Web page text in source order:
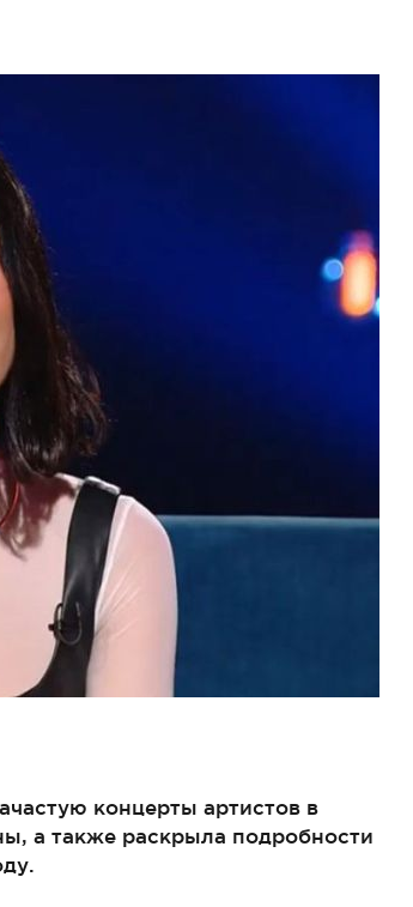
концерты артистов в
а также раскрыла подробности